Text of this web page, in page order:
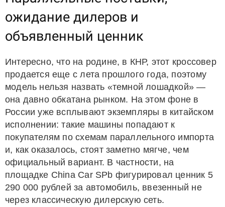
ожидание дилеров и
объявленный ценник
Интересно, что на родине, в КНР, этот кроссовер
продается еще с лета прошлого года, поэтому
модель нельзя назвать «темной лошадкой» —
она давно обкатана рынком. На этом фоне в
России уже всплывают экземпляры в китайском
исполнении: такие машины попадают к
покупателям по схемам параллельного импорта
и, как оказалось, стоят заметно мягче, чем
официальный вариант. В частности, на
площадке China Car SPb фигурировал ценник 5
290 000 рублей за автомобиль, ввезенный не
через классическую дилерскую сеть.